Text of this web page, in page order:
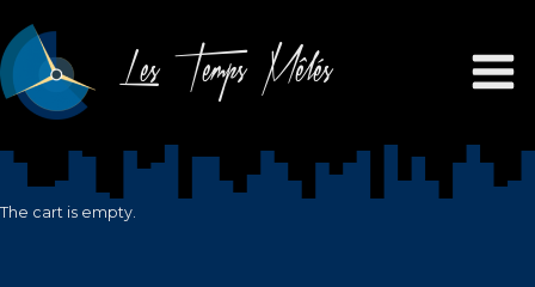
Les Temps Mêlés
The cart is empty.